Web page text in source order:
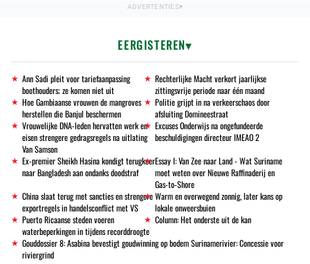
EERGISTEREN
Ann Sadi pleit voor tariefaanpassing
boothouders; ze komen niet uit
Rechterlijke Macht verkort jaarlijkse
zittingsvrije periode naar één maand
Hoe Gambiaanse vrouwen de mangroves
herstellen die Banjul beschermen
Politie grijpt in na verkeerschaos door
afsluiting Domineestraat
Vrouwelijke DNA-leden hervatten werk en
eisen strengere gedragsregels na uitlating
Van Samson
Excuses Onderwijs na ongefundeerde
beschuldigingen directeur IMEAO 2
Ex-premier Sheikh Hasina kondigt terugkeer
naar Bangladesh aan ondanks doodstraf
Essay I: Van Zee naar Land - Wat Suriname
moet weten over Nieuwe Raffinaderij en
Gas-to-Shore
China slaat terug met sancties en strengere
exportregels in handelsconflict met VS
Warm en overwegend zonnig, later kans op
lokale onweersbuien
Puerto Ricaanse steden voeren
waterbeperkingen in tijdens recorddroogte
Column: Het onderste uit de kan
Gouddossier 8: Asabina bevestigt goudwinning op bodem Surinamerivier: Concessie voor
riviergrind